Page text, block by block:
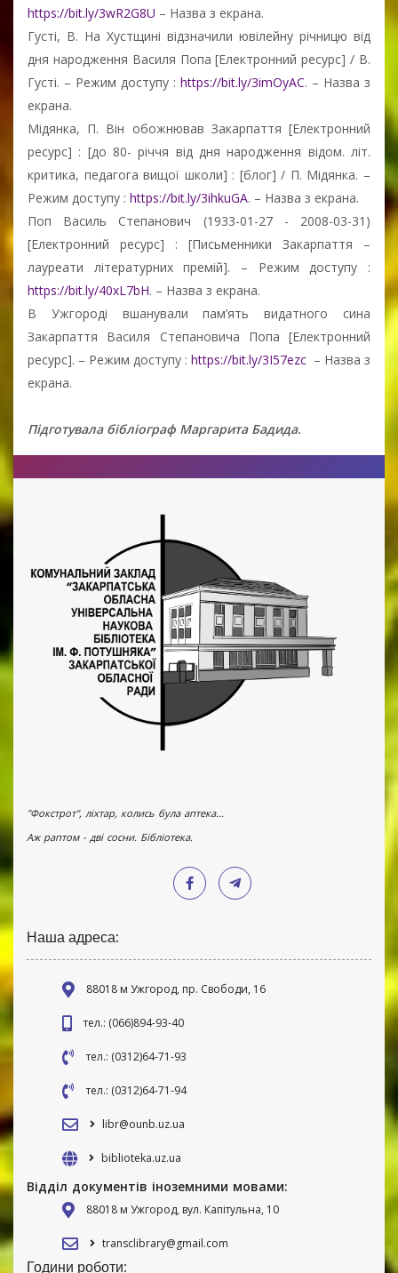
https://bit.ly/3wR2G8U – Назва з екрана.
Густі, В. На Хустщині відзначили ювілейну річницю від
дня народження Василя Попа [Електронний ресурс] / В.
Густі. – Режим доступу : https://bit.ly/3imOyAC. – Назва з
екрана.
Мідянка, П. Він обожнював Закарпаття [Електронний
ресурс] : [до 80- річчя від дня народження відом. літ.
критика, педагога вищої школи] : [блог] / П. Мідянка. –
Режим доступу : https://bit.ly/3ihkuGA. – Назва з екрана.
Поп Василь Степанович (1933-01-27 - 2008-03-31)
[Електронний ресурс] : [Письменники Закарпаття –
лауреати літературних премій]. – Режим доступу :
https://bit.ly/40xL7bH. – Назва з екрана.
В Ужгороді вшанували пам’ять видатного сина
Закарпаття Василя Степановича Попа [Електронний
ресурс]. – Режим доступу : https://bit.ly/3I57ezc – Назва з
екрана.
Підготувала бібліограф Маргарита Бадида.
"Фокстрот", ліхтар, колись була аптека...
Аж раптом - дві сосни. Бібліотека.
Наша адреса:
88018 м Ужгород, пр. Свободи, 16
тел.: (066)894-93-40
тел.: (0312)64-71-93
тел.: (0312)64-71-94
libr@ounb.uz.ua
biblioteka.uz.ua
Відділ документів іноземними мовами:
88018 м Ужгород, вул. Капітульна, 10
transclibrary@gmail.com
Години роботи: